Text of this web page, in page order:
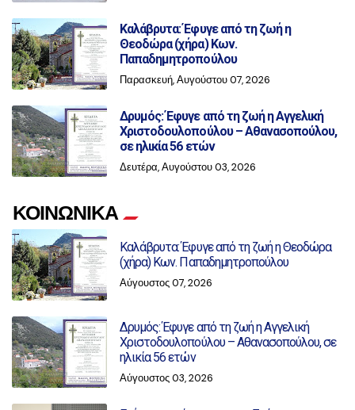
Καλάβρυτα: Έφυγε από τη ζωή η
Θεοδώρα (χήρα) Κων.
Παπαδημητροπούλου
Παρασκευή, Αυγούστου 07, 2026
Δρυμός: Έφυγε από τη ζωή η Αγγελική
Χριστοδουλοπούλου – Αθανασοπούλου,
σε ηλικία 56 ετών
Δευτέρα, Αυγούστου 03, 2026
ΚΟΙΝΩΝΙΚΑ
Καλάβρυτα: Έφυγε από τη ζωή η Θεοδώρα
(χήρα) Κων. Παπαδημητροπούλου
Αύγουστος 07, 2026
Δρυμός: Έφυγε από τη ζωή η Αγγελική
Χριστοδουλοπούλου – Αθανασοπούλου, σε
ηλικία 56 ετών
Αύγουστος 03, 2026